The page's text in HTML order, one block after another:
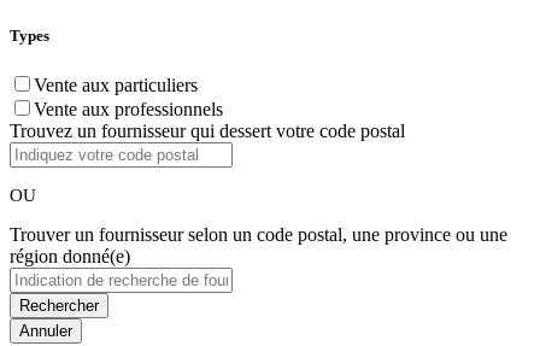
Types
Vente aux particuliers
Vente aux professionnels
Trouvez un fournisseur qui dessert votre code postal
OU
Trouver un fournisseur selon un code postal, une province ou une
région donné(e)
Annuler